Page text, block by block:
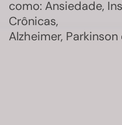
como: Ansiedade,
Crônicas,
Alzheimer, Parkinson